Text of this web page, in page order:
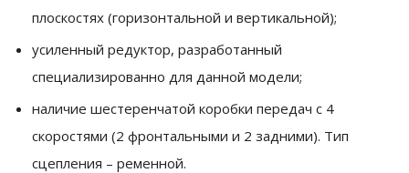
плоскостях (горизонтальной и вертикальной);
усиленный редуктор, разработанный
специализированно для данной модели;
наличие шестеренчатой коробки передач с 4
скоростями (2 фронтальными и 2 задними). Тип
сцепления – ременной.